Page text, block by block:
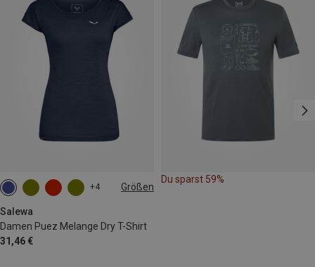
+4 Größen
Salewa
Damen Puez Melange Dry T-Shirt
31,46 €
M L XL XXL
Du sparst 59%